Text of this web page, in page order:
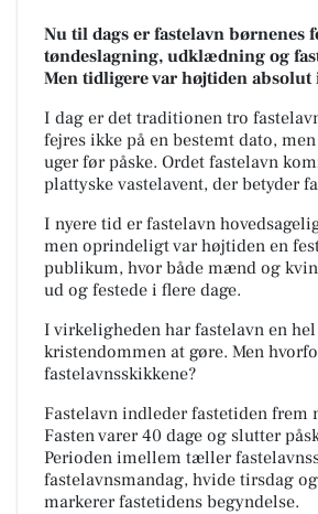
Nu til dags er fastelavn børnenes
tøndeslagning, udklædning og
Men tidligere var højtiden
I dag er det traditionen tro
fejres ikke på en bestemt dato,
uger før påske. Ordet fastelavn
plattyske vastelavent, der betyder
I nyere tid er fastelavn
men oprindeligt var højtiden en
publikum, hvor både mænd og
ud og festede i flere dage.
I virkeligheden har fastelavn en
kristendommen at gøre. Men
fastelavnsskikkene?
Fastelavn indleder fastetiden frem
Fasten varer 40 dage og slutter
Perioden imellem tæller
fastelavnsmandag, hvide tirsdag
markerer fastetidens begyndelse.